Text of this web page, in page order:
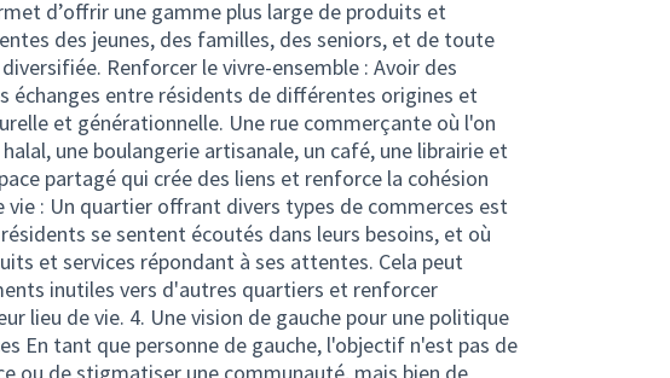
d’offrir une gamme plus large de produits et
des jeunes, des familles, des seniors, et de toute
Renforcer le vivre-ensemble : Avoir des
échanges entre résidents de différentes origines et
et générationnelle. Une rue commerçante où l'on
une boulangerie artisanale, un café, une librairie et
partagé qui crée des liens et renforce la cohésion
: Un quartier offrant divers types de commerces est
se sentent écoutés dans leurs besoins, et où
et services répondant à ses attentes. Cela peut
inutiles vers d'autres quartiers et renforcer
lieu de vie. 4. Une vision de gauche pour une politique
En tant que personne de gauche, l'objectif n'est pas de